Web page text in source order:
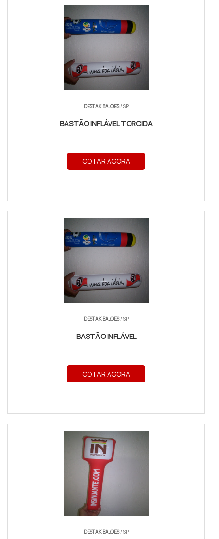
DESTAK BALOES/ SP
BASTÃO INFLÁVEL TORCIDA
COTAR AGORA
DESTAK BALOES/ SP
BASTÃO INFLÁVEL
COTAR AGORA
DESTAK BALOES/ SP